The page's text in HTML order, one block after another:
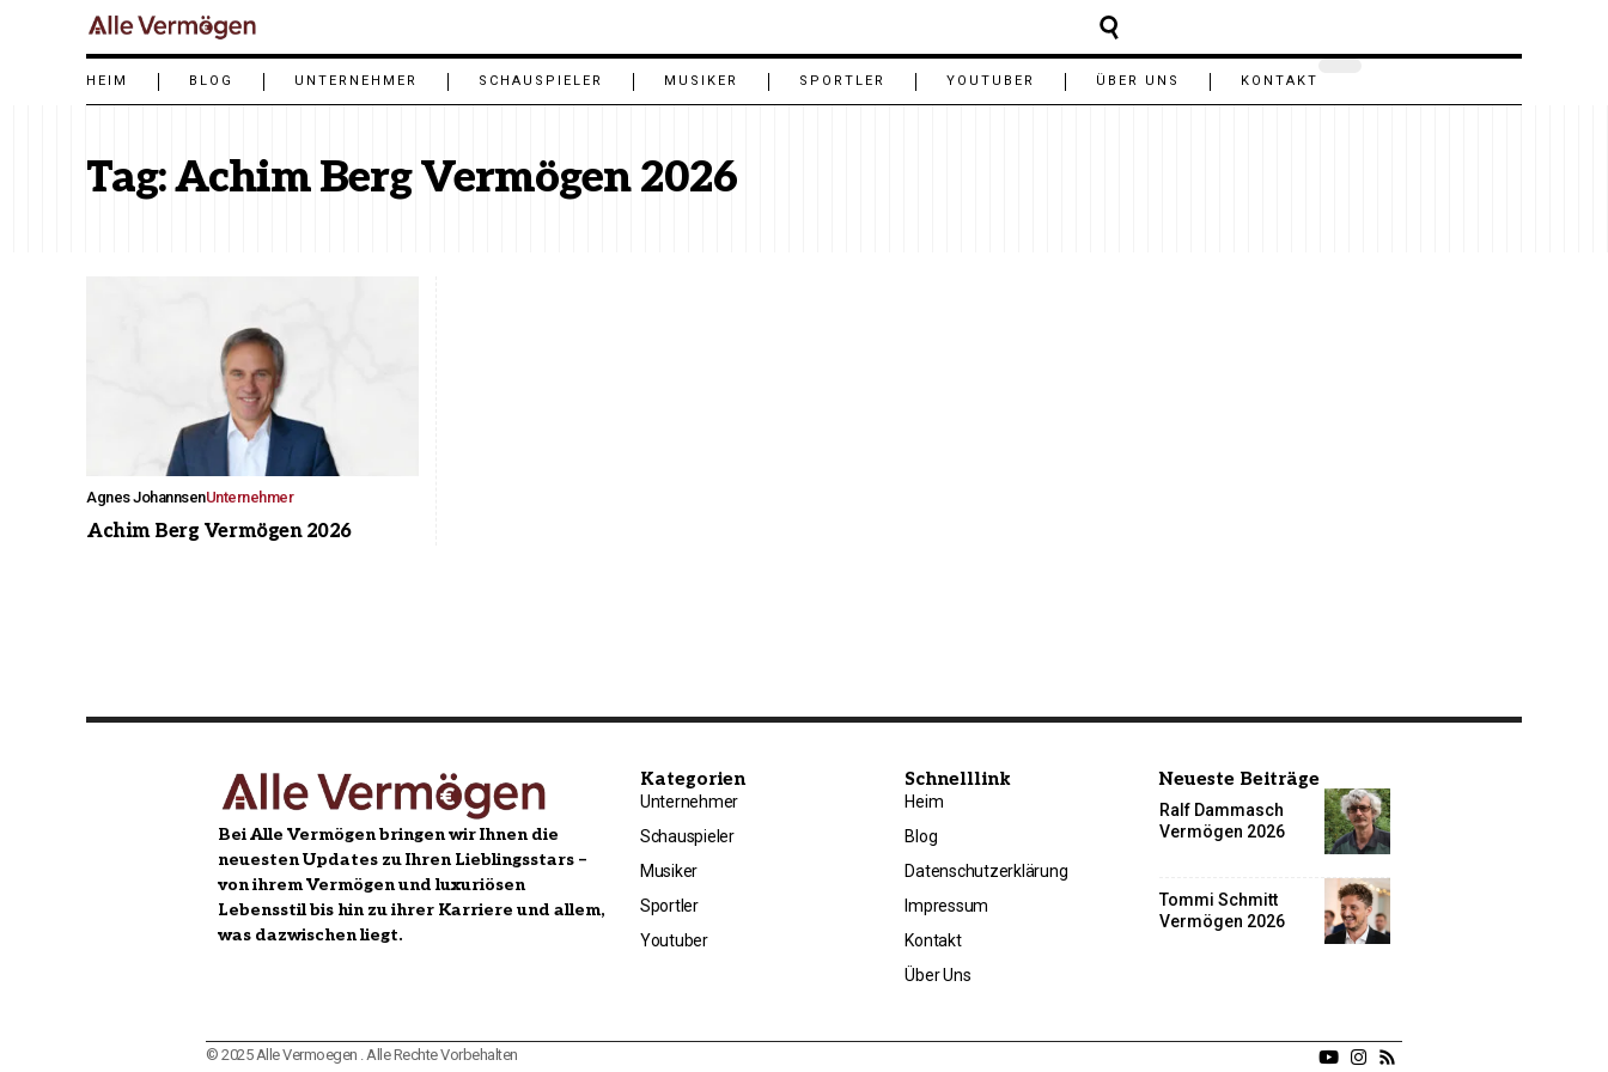
HEIM BLOG UNTERNEHMER SCHAUSPIELER MUSIKER SPORTLER YOUTUBER ÜBER UNS KONTAKT
Tag:Achim Berg Vermögen 2026
Agnes JohannsenUnternehmer
Achim Berg Vermögen 2026
Bei Alle Vermögen bringen wir Ihnen die
neuesten Updates zu Ihren Lieblingsstars –
von ihrem Vermögen und luxuriösen
Lebensstil bis hin zu ihrer Karriere und allem,
was dazwischen liegt.
Kategorien
Unternehmer
Schauspieler
Musiker
Sportler
Youtuber
Schnelllink
Heim
Blog
Datenschutzerklärung
Impressum
Kontakt
Über Uns
Neueste Beiträge
Ralf Dammasch
Vermögen 2026
Tommi Schmitt
Vermögen 2026
© 2025 Alle Vermoegen . Alle Rechte Vorbehalten